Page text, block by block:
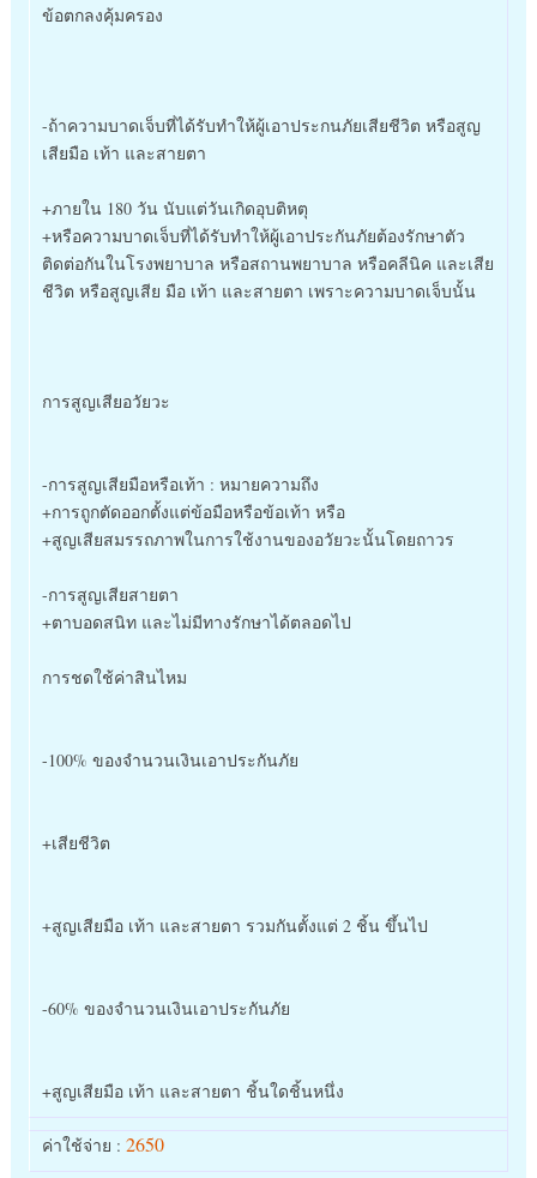
ข้อตกลงคุ้มครอง
-ถ้าความบาดเจ็บที่ได้รับทำให้ผู้เอาประกนภัยเสียชีวิต หรือสูญ
เสียมือ เท้า และสายตา
+ภายใน 180 วัน นับแต่วันเกิดอุบติหตุ
+หรือความบาดเจ็บที่ได้รับทำให้ผู้เอาประกันภัยต้องรักษาตัว
ติดต่อกันในโรงพยาบาล หรือสถานพยาบาล หรือคลีนิค และเสีย
ชีวิต หรือสูญเสีย มือ เท้า และสายตา เพราะความบาดเจ็บนั้น
การสูญเสียอวัยวะ
-การสูญเสียมือหรือเท้า : หมายความถึง
+การถูกตัดออกตั้งแต่ข้อมือหรือข้อเท้า หรือ
+สูญเสียสมรรถภาพในการใช้งานของอวัยวะนั้นโดยถาวร
-การสูญเสียสายตา
+ตาบอดสนิท และไม่มีทางรักษาได้ตลอดไป
การชดใช้ค่าสินไหม
-100% ของจำนวนเงินเอาประกันภัย
+เสียชีวิต
+สูญเสียมือ เท้า และสายตา รวมกันตั้งแต่ 2 ชิ้น ขึ้นไป
-60% ของจำนวนเงินเอาประกันภัย
+สูญเสียมือ เท้า และสายตา ชิ้นใดชิ้นหนึ่ง
ค่าใช้จ่าย : 2650